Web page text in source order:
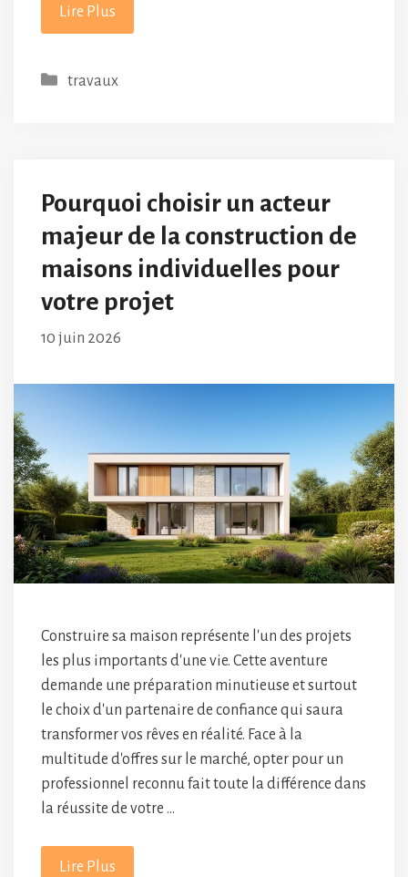
Lire Plus
Catégories
travaux
Pourquoi choisir un acteur
majeur de la construction de
maisons individuelles pour
votre projet
10 juin 2026
Construire sa maison représente l'un des projets
les plus importants d'une vie. Cette aventure
demande une préparation minutieuse et surtout
le choix d'un partenaire de confiance qui saura
transformer vos rêves en réalité. Face à la
multitude d'offres sur le marché, opter pour un
professionnel reconnu fait toute la différence dans
la réussite de votre …
Lire Plus